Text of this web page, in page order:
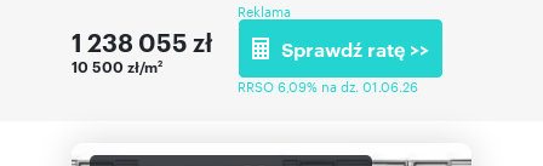
1 238 055 zł
10 500 zł/m2
Reklama
Sprawdź ratę >>
RRSO 6,09% na dz. 01.06.26